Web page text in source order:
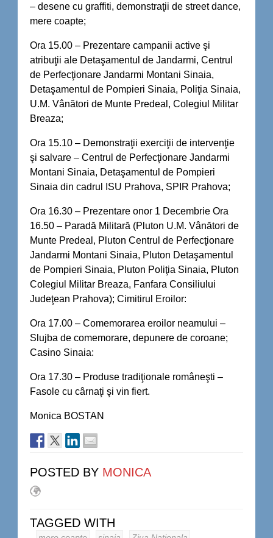
– desene cu graffiti, demonstraţii de street dance,
mere coapte;
Ora 15.00 – Prezentare campanii active şi
atribuţii ale Detaşamentul de Jandarmi, Centrul
de Perfecţionare Jandarmi Montani Sinaia,
Detaşamentul de Pompieri Sinaia, Poliţia Sinaia,
U.M. Vânători de Munte Predeal, Colegiul Militar
Breaza;
Ora 15.10 – Demonstraţii exerciţii de intervenţie
şi salvare – Centrul de Perfecţionare Jandarmi
Montani Sinaia, Detaşamentul de Pompieri
Sinaia din cadrul ISU Prahova, SPIR Prahova;
Ora 16.30 – Prezentare onor 1 Decembrie Ora
16.50 – Paradă Militară (Pluton U.M. Vânători de
Munte Predeal, Pluton Centrul de Perfecţionare
Jandarmi Montani Sinaia, Pluton Detaşamentul
de Pompieri Sinaia, Pluton Poliţia Sinaia, Pluton
Colegiul Militar Breaza, Fanfara Consiliului
Judeţean Prahova); Cimitirul Eroilor:
Ora 17.00 – Comemorarea eroilor neamului –
Slujba de comemorare, depunere de coroane;
Casino Sinaia:
Ora 17.30 – Produse tradiţionale româneşti –
Fasole cu cârnaţi şi vin fiert.
Monica BOSTAN
POSTED BY MONICA
TAGGED WITH